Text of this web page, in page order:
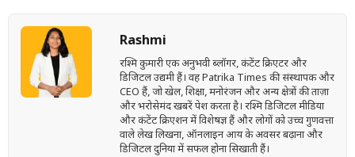
Rashmi
रश्मि कुमारी एक अनुभवी ब्लॉगर, कंटेंट क्रिएटर और
डिजिटल उद्यमी हैं। वह Patrika Times की संस्थापक और
CEO हैं, जो खेल, शिक्षा, मनोरंजन और अन्य क्षेत्रों की ताज़ा
और भरोसेमंद खबरें पेश करता है। रश्मि डिजिटल मीडिया
और कंटेंट क्रिएशन में विशेषज्ञ हैं और लोगों को उच्च गुणवत्ता
वाले लेख लिखना, ऑनलाइन आय के अवसर बढ़ाना और
डिजिटल दुनिया में सफल होना सिखाती हैं।